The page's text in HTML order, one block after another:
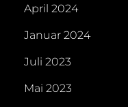
April 2024
Januar 2024
Juli 2023
Mai 2023